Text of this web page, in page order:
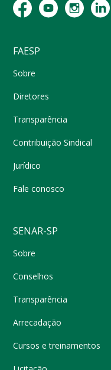
FAESP
Sobre
Diretores
Transparência
Contribuição Sindical
Jurídico
Fale conosco
SENAR-SP
Sobre
Conselhos
Transparência
Arrecadação
Cursos e treinamentos